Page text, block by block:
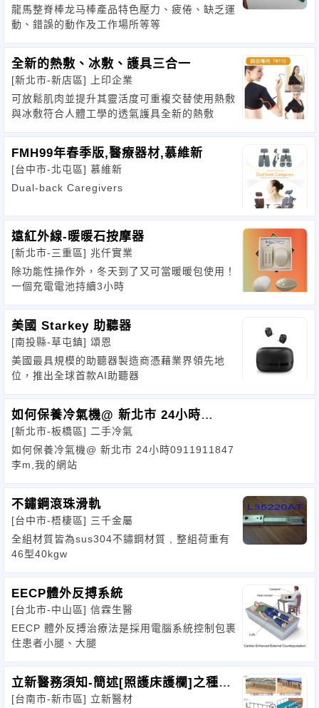
龍馬整脊棒龙马棒產品特色壓力、疲倦、缺乏運
動、錯誤的動作及工作場所等等
全新的熱敷、冰敷、護具三合一
[新北市-新店區]
上印企業
可放鬆肌肉並提升其靈活度可重複交替使用熱敷
與冰敷符合人體工學的透氣護具全新的熱敷
FMH99年春季版,醫療器材,慕維新
[台中市-北屯區] 慕維新
Dual-back Caregivers
遠紅外線-暖暖石按摩器
[新北市-三重區] 兆仟實業
除功能性操作外，冬天到了又可當暖暖包使用！
一個充電電池持續3小時
美國 Starkey 助聽器
[南投縣-草屯鎮] 頌恩
美國最具規模的助聽器製造商憑藉業界領先地
位，推出全球首款AI助聽器
如何保養冷氣機@ 新北市 24小時
091191
[新北市-板橋區] 二手冷氣
如何保養冷氣機@ 新北市 24小時0911911847
李m,我的網站
不鏽鋼滾珠滑軌
[台中市-梧棲區] 三千金屬
全組材質皆為sus304不鏽鋼材質 , 整組荷重有
46型40kgw
EECP體外反搏系統
[台北市-中山區] 信霖生醫
EECP 體外反搏治療法是採用電腦系統控制包裹
住患者小腿、大腿
立新醫務須知-簡述[照護床護欄]之種類
與用途
[台南市-新市區] 立新醫材